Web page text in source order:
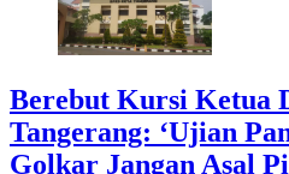
Berebut Kursi Ketua
Tangerang: ‘Ujian
Golkar Jangan Asal